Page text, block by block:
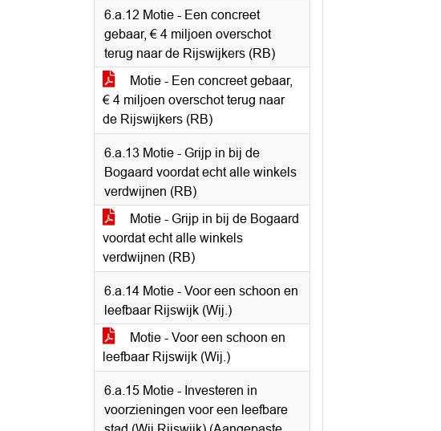
6.a.12 Motie - Een concreet
gebaar, € 4 miljoen overschot
terug naar de Rijswijkers (RB)
Motie - Een concreet gebaar,
€ 4 miljoen overschot terug naar
de Rijswijkers (RB)
6.a.13 Motie - Grijp in bij de
Bogaard voordat echt alle winkels
verdwijnen (RB)
Motie - Grijp in bij de Bogaard
voordat echt alle winkels
verdwijnen (RB)
6.a.14 Motie - Voor een schoon en
leefbaar Rijswijk (Wij.)
Motie - Voor een schoon en
leefbaar Rijswijk (Wij.)
6.a.15 Motie - Investeren in
voorzieningen voor een leefbare